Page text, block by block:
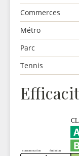
Commerces
Métro
Parc
Tennis